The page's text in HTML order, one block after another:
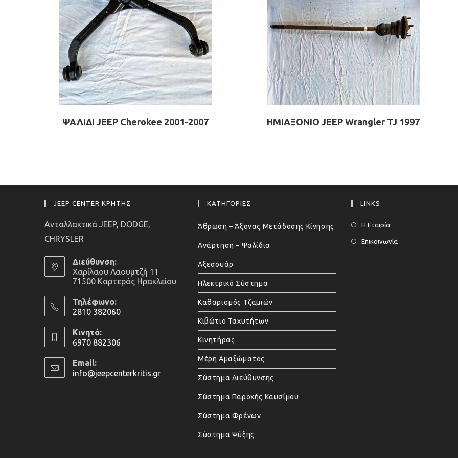
ΨΑΛΙΔΙ JEEP Cherokee 2001-2007 ΗΜΙΑΞΟΝΙΟ JEEP Wrangler TJ 1997
JEEP CENTER ΚΡΗΤΗΣ
Ανταλλακτικά JEEP, DODGE,
CHRYSLER
Διεύθυνση:
Χαρίλαου Λαουμτζή 11
71500 Καρτερός Ηρακλείου
Τηλέφωνο:
2810 382060
in
your
application
Κινητό:
6970 882306
in
your
Email:
info@jeepcenterkritis.grOpens
ΚΑΤΗΓΟΡΙΕΣ
Άθρωση – Άξονας Μετάδοσης Κίνησης
Ανάρτηση – Ψαλίδια
Αξεσουάρ
Ηλεκτρικό Σύστημα
Καθαρισμός Τζαμιών
Κιβώτιο Ταχυτήτων
Κινητήρας
Μέρη Αμαξώματος
Σύστημα Διεύθυνσης
Σύστημα Παροχής Καυσίμου
Σύστημα Φρένων
Σύστημα Ψύξης
LINKS
Η Εταιρία
Επικοινωνία